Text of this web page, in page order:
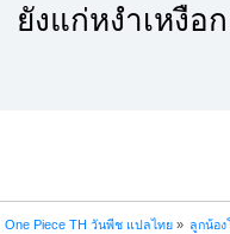
ยังแก่หงำเหงือ
One Piece TH วันพีช แปลไทย» ลูกน้อง